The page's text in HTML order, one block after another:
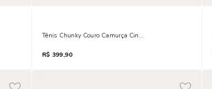
Tênis Chunky Couro Camurça Cinza Alvejado Mesh
R$ 399,90